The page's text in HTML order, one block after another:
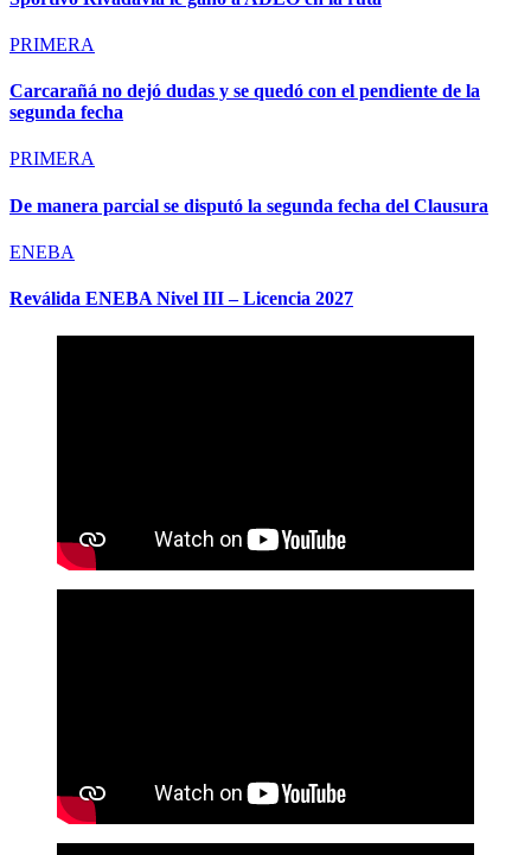
PRIMERA
Carcarañá no dejó dudas y se quedó con el pendiente de la
segunda fecha
PRIMERA
De manera parcial se disputó la segunda fecha del Clausura
ENEBA
Reválida ENEBA Nivel III – Licencia 2027